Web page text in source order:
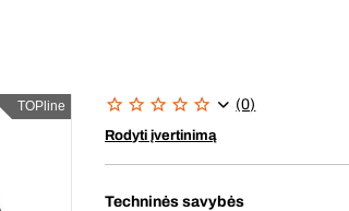
TOPline (0)
Rodyti įvertinimą
Techninės savybės